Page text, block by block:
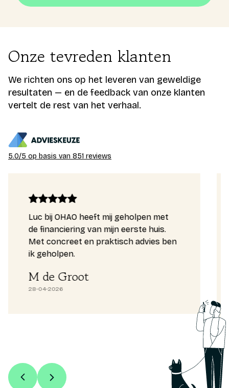
Onze tevreden klanten
We richten ons op het leveren van geweldige
resultaten — en de feedback van onze klanten
vertelt de rest van het verhaal.
5.0/5 op basis van 851 reviews
Luc bij OHAO heeft mij geholpen met
de financiering van mijn eerste huis.
Met concreet en praktisch advies ben
ik geholpen.
M de Groot
28-04-2026